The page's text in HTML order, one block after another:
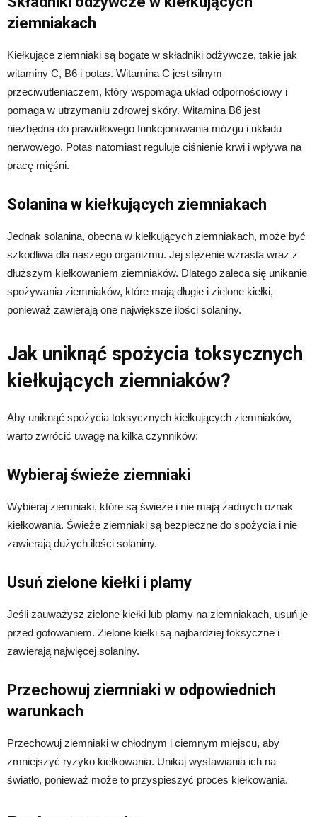
ziemniakach
Kiełkujące ziemniaki są bogate w składniki odżywcze, takie jak
witaminy C, B6 i potas. Witamina C jest silnym
przeciwutleniaczem, który wspomaga układ odpornościowy i
pomaga w utrzymaniu zdrowej skóry. Witamina B6 jest
niezbędna do prawidłowego funkcjonowania mózgu i układu
nerwowego. Potas natomiast reguluje ciśnienie krwi i wpływa na
pracę mięśni.
Solanina w kiełkujących ziemniakach
Jednak solanina, obecna w kiełkujących ziemniakach, może być
szkodliwa dla naszego organizmu. Jej stężenie wzrasta wraz z
dłuższym kiełkowaniem ziemniaków. Dlatego zaleca się unikanie
spożywania ziemniaków, które mają długie i zielone kiełki,
ponieważ zawierają one największe ilości solaniny.
Jak uniknąć spożycia toksycznych
kiełkujących ziemniaków?
Aby uniknąć spożycia toksycznych kiełkujących ziemniaków,
warto zwrócić uwagę na kilka czynników:
Wybieraj świeże ziemniaki
Wybieraj ziemniaki, które są świeże i nie mają żadnych oznak
kiełkowania. Świeże ziemniaki są bezpieczne do spożycia i nie
zawierają dużych ilości solaniny.
Usuń zielone kiełki i plamy
Jeśli zauważysz zielone kiełki lub plamy na ziemniakach, usuń je
przed gotowaniem. Zielone kiełki są najbardziej toksyczne i
zawierają najwięcej solaniny.
Przechowuj ziemniaki w odpowiednich
warunkach
Przechowuj ziemniaki w chłodnym i ciemnym miejscu, aby
zmniejszyć ryzyko kiełkowania. Unikaj wystawiania ich na
światło, ponieważ może to przyspieszyć proces kiełkowania.